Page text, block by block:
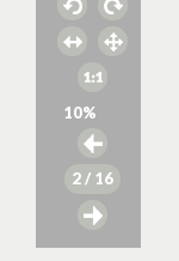
10%
2/ 16